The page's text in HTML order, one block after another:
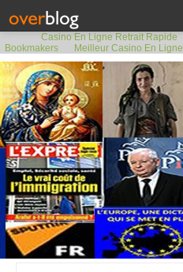
Casino En Ligne Retrait Rapide
Bookmakers
Meilleur Casino En Ligne